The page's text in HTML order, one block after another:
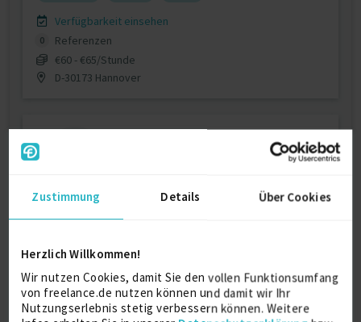
Zustimmung Details Über Cookies
Herzlich Willkommen!
Wir nutzen Cookies, damit Sie den vollen Funktionsumfang
von freelance.de nutzen können und damit wir Ihr
Nutzungserlebnis stetig verbessern können. Weitere
Verfügbarkeit einsehen
0
Referenzen
€60 - €65/Stunde
D-30173 Hannover
Front End 6 J. Typescript 3 J. Git
2 J.
1 J. Angular Material J2EE
Karma